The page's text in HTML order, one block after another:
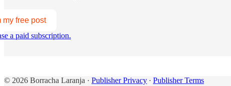
my free post
a paid subscription.
© 2026 Borracha Laranja · Publisher Privacy ∙ Publisher Terms